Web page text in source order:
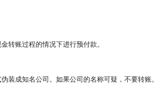
转账过程的情况下进行预付款。
装成知名公司。如果公司的名称可疑，不要转账。